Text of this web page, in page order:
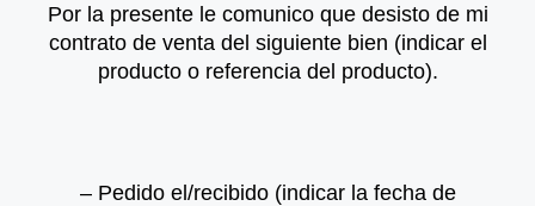
Por la presente le comunico que desisto de mi
contrato de venta del siguiente bien (indicar el
producto o referencia del producto).
– Pedido el/recibido (indicar la fecha de